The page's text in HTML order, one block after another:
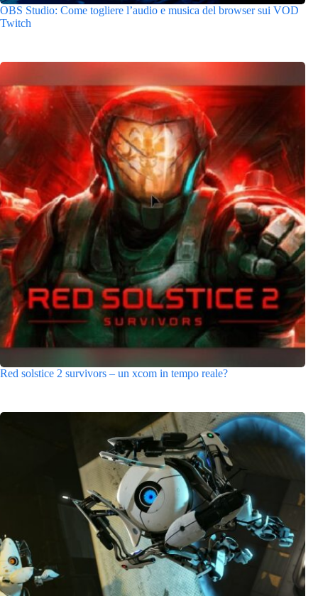
OBS Studio: Come togliere l’audio e musica del browser sui VOD
Twitch
Red solstice 2 survivors – un xcom in tempo reale?